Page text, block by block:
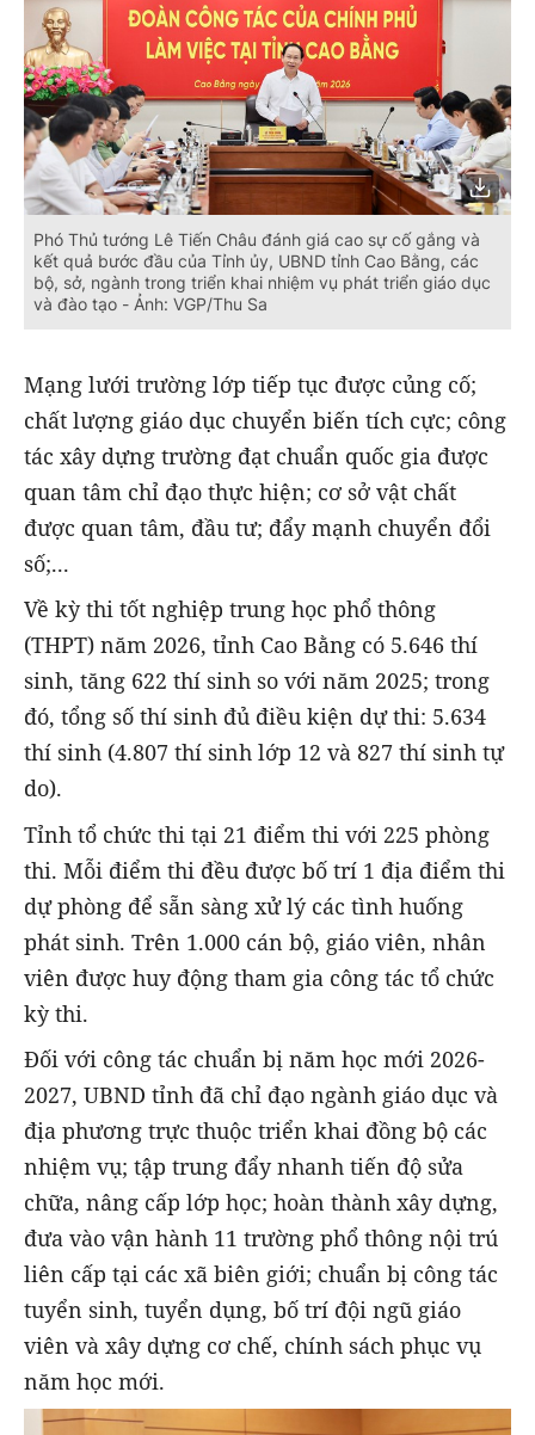
Phó Thủ tướng Lê Tiến Châu đánh giá cao sự cố gắng và
kết quả bước đầu của Tỉnh ủy, UBND tỉnh Cao Bằng, các
bộ, sở, ngành trong triển khai nhiệm vụ phát triển giáo dục
và đào tạo - Ảnh: VGP/Thu Sa
Mạng lưới trường lớp tiếp tục được củng cố;
chất lượng giáo dục chuyển biến tích cực; công
tác xây dựng trường đạt chuẩn quốc gia được
quan tâm chỉ đạo thực hiện; cơ sở vật chất
được quan tâm, đầu tư; đẩy mạnh chuyển đổi
số;...
Về kỳ thi tốt nghiệp trung học phổ thông
(THPT) năm 2026, tỉnh Cao Bằng có 5.646 thí
sinh, tăng 622 thí sinh so với năm 2025; trong
đó, tổng số thí sinh đủ điều kiện dự thi: 5.634
thí sinh (4.807 thí sinh lớp 12 và 827 thí sinh tự
do).
Tỉnh tổ chức thi tại 21 điểm thi với 225 phòng
thi. Mỗi điểm thi đều được bố trí 1 địa điểm thi
dự phòng để sẵn sàng xử lý các tình huống
phát sinh. Trên 1.000 cán bộ, giáo viên, nhân
viên được huy động tham gia công tác tổ chức
kỳ thi.
Đối với công tác chuẩn bị năm học mới 2026-
2027, UBND tỉnh đã chỉ đạo ngành giáo dục và
địa phương trực thuộc triển khai đồng bộ các
nhiệm vụ; tập trung đẩy nhanh tiến độ sửa
chữa, nâng cấp lớp học; hoàn thành xây dựng,
đưa vào vận hành 11 trường phổ thông nội trú
liên cấp tại các xã biên giới; chuẩn bị công tác
tuyển sinh, tuyển dụng, bố trí đội ngũ giáo
viên và xây dựng cơ chế, chính sách phục vụ
năm học mới.